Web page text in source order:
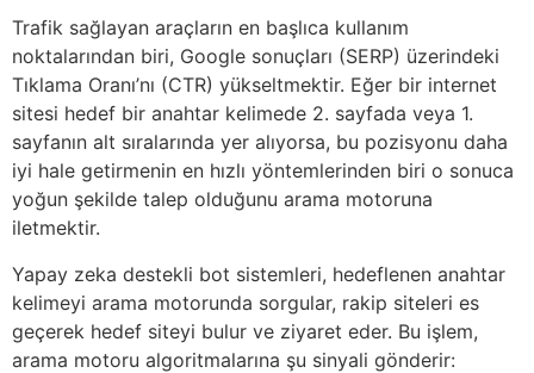
Trafik sağlayan araçların en başlıca kullanım
noktalarından biri, Google sonuçları (SERP) üzerindeki
Tıklama Oranı’nı (CTR) yükseltmektir. Eğer bir internet
sitesi hedef bir anahtar kelimede 2. sayfada veya 1.
sayfanın alt sıralarında yer alıyorsa, bu pozisyonu daha
iyi hale getirmenin en hızlı yöntemlerinden biri o sonuca
yoğun şekilde talep olduğunu arama motoruna
iletmektir.
Yapay zeka destekli bot sistemleri, hedeflenen anahtar
kelimeyi arama motorunda sorgular, rakip siteleri es
geçerek hedef siteyi bulur ve ziyaret eder. Bu işlem,
arama motoru algoritmalarına şu sinyali gönderir: